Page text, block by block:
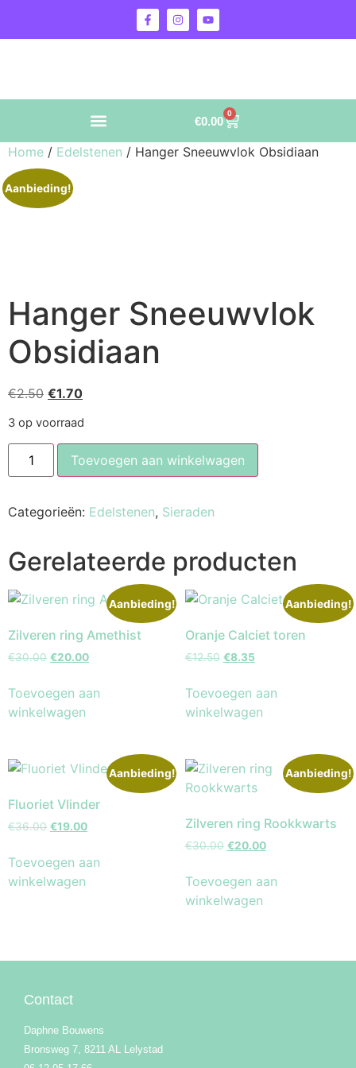
€0.00
0
Home / Edelstenen / Hanger Sneeuwvlok Obsidiaan
Aanbieding!
Hanger Sneeuwvlok
Obsidiaan
€2.50 €1.70
3 op voorraad
Toevoegen aan winkelwagen
Categorieën: Edelstenen, Sieraden
Gerelateerde producten
Aanbieding!
Zilveren ring Amethist
€30.00 €20.00
Toevoegen aan
winkelwagen
Aanbieding!
Oranje Calciet toren
€12.50 €8.35
Toevoegen aan
winkelwagen
Aanbieding!
Fluoriet Vlinder
€36.00 €19.00
Toevoegen aan
winkelwagen
Aanbieding!
Zilveren ring Rookkwarts
€30.00 €20.00
Toevoegen aan
winkelwagen
Contact
Daphne Bouwens
Bronsweg 7, 8211 AL Lelystad